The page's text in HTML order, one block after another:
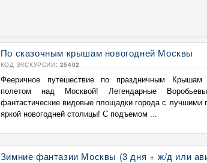
По сказочным крышам новогодней Москвы
КОД ЭКСКУРСИИ: 25402
Фееричное путешествие по праздничным
полетом над Москвой! Легендарные
фантастические видовые площадки города с лучшими
яркой новогодней столицы! С подъемом ...
Зимние фантазии Москвы (3 дня + ж/д или